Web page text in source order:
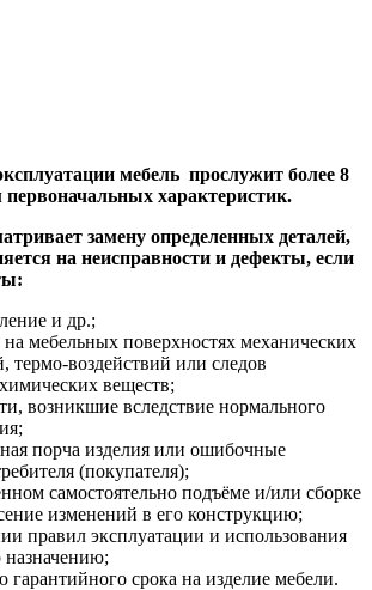
мебель прослужит более 8
первоначальных характеристик.
замену определенных деталей,
на неисправности и дефекты, если
и др.;
мебельных поверхностях механических
термо-воздействий или следов
веществ;
возникшие вследствие нормального
порча изделия или ошибочные
(покупателя);
самостоятельно подъёме и/или сборке
изменений в его конструкцию;
правил эксплуатации и использования
назначению;
гарантийного срока на изделие мебели.